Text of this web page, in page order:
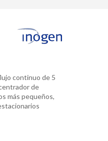
continuo de 5
de
más pequeños,